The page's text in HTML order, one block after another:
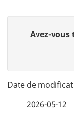
t
a
n
Avez-vous
2026-05-12